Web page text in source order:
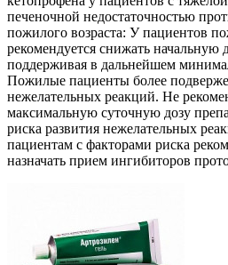
печеночной недостаточностью
пожилого возраста: У пациентов
рекомендуется снижать начальную
поддерживая в дальнейшем
Пожилые пациенты более
нежелательных реакций. Не
максимальную суточную дозу
риска развития нежелательных
пациентам с факторами риска
назначать прием ингибиторов